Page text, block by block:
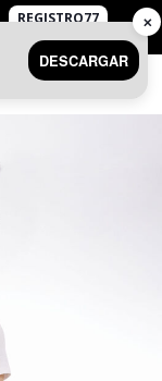
REGISTRO77
DESCARGAR
✕